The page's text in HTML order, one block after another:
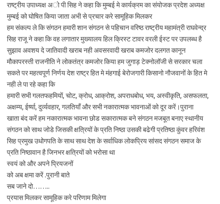
राष्ट्रीय उपाध्यक्ष अो पी सिह ने कहा कि मुम्बई मे कार्यक्रम का संयोजक प्रदेश अध्यक्ष
मुम्बई को घोषित किया जाता अभी से प्रचार करे सामूहिक मिलकर
हम संकल्प ले कि संगठन हमारी शान संगठन से पहिचान वरिष्ठ राष्ट्रीय महामंत्री राघवेन्द्र
सिह राजू ने कहा कि वह लगातार मुख्यालय हिल क्रिस्ट टावर वरली ईस्ट पर उपलब्ध है
सुझाव अवशय दे जातिवादी खराब नही अवसरवादी खराब कमजोर दलगत कानून
मौकापरस्ती राजनीति ने लोकतंत्र कमजोर किया हम जुगाड़ टेक्नोलॉजी से सरकार चला
सकते पर महत्वपूर्ण निर्णय देश राष्ट्र हित मे मंहगाई बेरोजगारी किसानो नौजवानों के हित मे
नही ले पा रहे कहा कि
हमारी सभी गलतफहमियों, चोट, क्रोध, आक्रोश, अपराधबोध, भय, अस्वीकृति, असफलता,
अक्षम्य, ईर्ष्या, दुर्व्यवहार, गलतियाँ और सभी नकारात्मक भावनाओं को दूर करें।पुराना
खाता बंद करें हम नकारात्मक भावना छोड सकारात्मक बने संगठन मजबूत बनाए स्थानीय
संगठन को साथ जोडे जिसकी क्षत्रियों के प्रति निष्ठा उसकी बढेगी प्रतिष्ठा कुंवर हरिवंश
सिह प्रमुख उधोगपति के साथ साथ देश के सर्वाधिक लोकप्रिय सांसद संगठन समाज के
प्रति निष्ठावान है जिनभर क्षत्रियों को भरोसा था
स्वयं को और अपने प्रियजनों
को अब क्षमा करें .पुरानी बाते
सब जाने दो……..
प्रयास मिलकर सामूहिक करे परिणाम मिलेगा